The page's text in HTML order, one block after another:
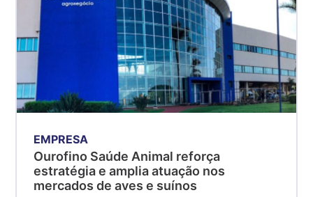
EMPRESA
Ourofino Saúde Animal reforça
estratégia e amplia atuação nos
mercados de aves e suínos